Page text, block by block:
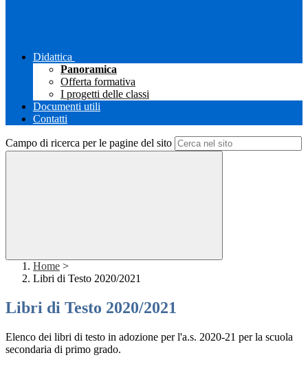
Didattica
Panoramica
Offerta formativa
I progetti delle classi
Documenti utili
Contatti
Campo di ricerca per le pagine del sito
Home >
Libri di Testo 2020/2021
Libri di Testo 2020/2021
Elenco dei libri di testo in adozione per l'a.s. 2020-21 per la scuola
secondaria di primo grado.